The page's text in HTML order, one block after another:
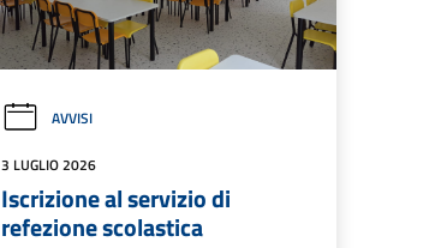
AVVISI
3 LUGLIO 2026
Iscrizione al servizio di
refezione scolastica